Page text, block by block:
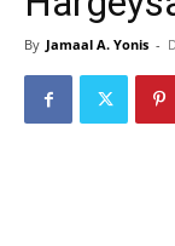
By Jamaal A. Yonis -